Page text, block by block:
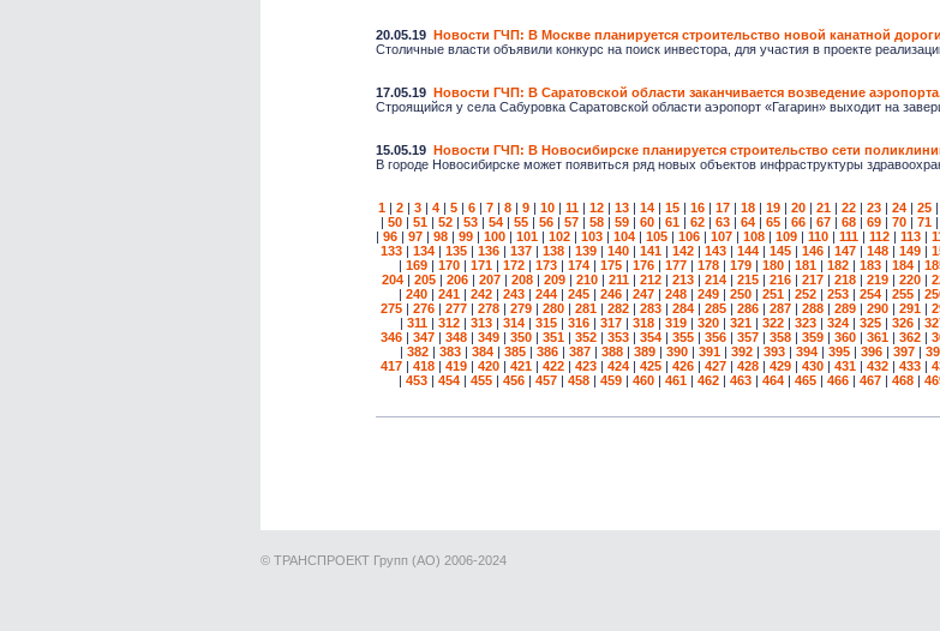
20.05.19 Новости ГЧП: В Москве планируется строительство новой канатной дороги
Столичные власти объявили конкурс на поиск инвестора, для участия в проекте
17.05.19 Новости ГЧП: В Саратовской области заканчивается возведение
Строящийся у села Сабуровка Саратовской области аэропорт «Гагарин» выходит на
15.05.19 Новости ГЧП: В Новосибирске планируется строительство сети
В городе Новосибирске может появиться ряд новых объектов инфраструктуры
1 | 2 | 3 | 4 | 5 | 6 | 7 | 8 | 9 | 10 | 11 | 12 | 13 | 14 | 15 | 16 | 17 | 18 | 19 | 20 | 21 | 22 | 23 | 24 | 25 |
| 50 | 51 | 52 | 53 | 54 | 55 | 56 | 57 | 58 | 59 | 60 | 61 | 62 | 63 | 64 | 65 | 66 | 67 | 68 | 69 | 70 | 71 |
| 96 | 97 | 98 | 99 | 100 | 101 | 102 | 103 | 104 | 105 | 106 | 107 | 108 | 109 | 110 | 111 | 112 | 113 |
133 | 134 | 135 | 136 | 137 | 138 | 139 | 140 | 141 | 142 | 143 | 144 | 145 | 146 | 147 | 148 | 149 |
| 169 | 170 | 171 | 172 | 173 | 174 | 175 | 176 | 177 | 178 | 179 | 180 | 181 | 182 | 183 | 184 |
204 | 205 | 206 | 207 | 208 | 209 | 210 | 211 | 212 | 213 | 214 | 215 | 216 | 217 | 218 | 219 | 220 |
| 240 | 241 | 242 | 243 | 244 | 245 | 246 | 247 | 248 | 249 | 250 | 251 | 252 | 253 | 254 | 255 |
275 | 276 | 277 | 278 | 279 | 280 | 281 | 282 | 283 | 284 | 285 | 286 | 287 | 288 | 289 | 290 | 291 |
| 311 | 312 | 313 | 314 | 315 | 316 | 317 | 318 | 319 | 320 | 321 | 322 | 323 | 324 | 325 | 326 |
346 | 347 | 348 | 349 | 350 | 351 | 352 | 353 | 354 | 355 | 356 | 357 | 358 | 359 | 360 | 361 | 362 |
| 382 | 383 | 384 | 385 | 386 | 387 | 388 | 389 | 390 | 391 | 392 | 393 | 394 | 395 | 396 | 397 |
417 | 418 | 419 | 420 | 421 | 422 | 423 | 424 | 425 | 426 | 427 | 428 | 429 | 430 | 431 | 432 | 433 |
| 453 | 454 | 455 | 456 | 457 | 458 | 459 | 460 | 461 | 462 | 463 | 464 | 465 | 466 | 467 | 468 |
© ТРАНСПРОЕКТ Групп (АО) 2006-2024